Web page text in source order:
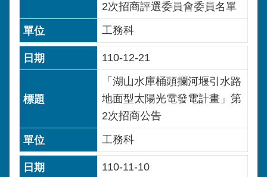
2次招商評選委員會委員名單
工務科
110-12-21
「湖山水庫桶頭攔河堰引水路
地面型太陽光電發電計畫」第
2次招商公告
工務科
110-11-10